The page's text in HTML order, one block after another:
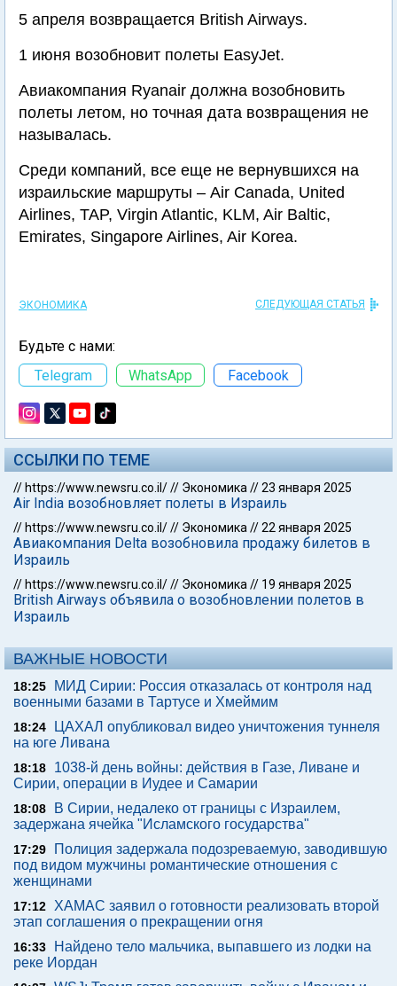
5 апреля возвращается British Airways.
1 июня возобновит полеты EasyJet.
Авиакомпания Ryanair должна возобновить
полеты летом, но точная дата возвращения не
называлась.
Среди компаний, все еще не вернувшихся на
израильские маршруты – Air Canada, United
Airlines, TAP, Virgin Atlantic, KLM, Air Baltic,
Emirates, Singapore Airlines, Air Korea.
ЭКОНОМИКА СЛЕДУЮЩАЯ СТАТЬЯ
Будьте с нами:
Telegram
WhatsApp Facebook
ССЫЛКИ ПО ТЕМЕ
// https://www.newsru.co.il/// Экономика //23 января 2025
Air India возобновляет полеты в Израиль
// https://www.newsru.co.il/// Экономика //22 января 2025
Авиакомпания Delta возобновила продажу билетов в
Израиль
// https://www.newsru.co.il/// Экономика // 19 января 2025
British Airways объявила о возобновлении полетов в
Израиль
ВАЖНЫЕ НОВОСТИ
18:25
МИД Сирии: Россия отказалась от контроля над
военными базами в Тартусе и Хмеймим
18:24
ЦАХАЛ опубликовал видео уничтожения туннеля
на юге Ливана
18:18
1038-й день войны: действия в Газе, Ливане и
Сирии, операции в Иудее и Самарии
18:08
В Сирии, недалеко от границы с Израилем,
задержана ячейка "Исламского государства"
17:29
Полиция задержала подозреваемую, заводившую
под видом мужчины романтические отношения с
женщинами
17:12
ХАМАС заявил о готовности реализовать второй
этап соглашения о прекращении огня
16:33
Найдено тело мальчика, выпавшего из лодки на
реке Иордан